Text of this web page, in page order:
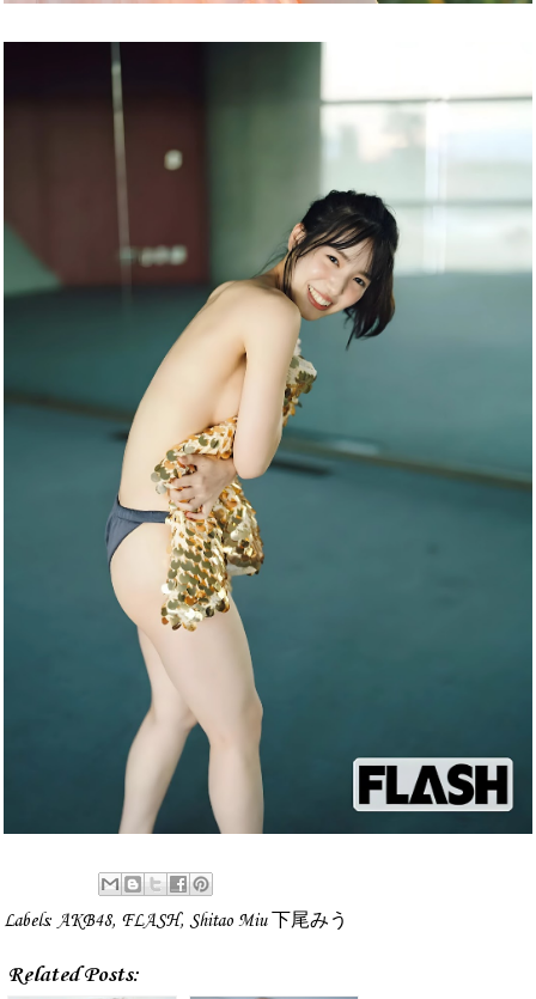
Labels: AKB48, FLASH, Shitao Miu 下尾みう
Related Posts: